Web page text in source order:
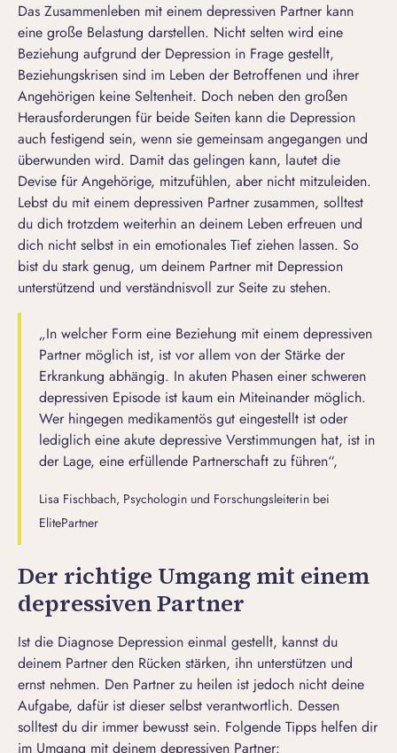
Das Zusammenleben mit einem depressiven Partner kann
eine große Belastung darstellen. Nicht selten wird eine
Beziehung aufgrund der Depression in Frage gestellt,
Beziehungskrisen sind im Leben der Betroffenen und ihrer
Angehörigen keine Seltenheit. Doch neben den großen
Herausforderungen für beide Seiten kann die Depression
auch festigend sein, wenn sie gemeinsam angegangen und
überwunden wird. Damit das gelingen kann, lautet die
Devise für Angehörige, mitzufühlen, aber nicht mitzuleiden.
Lebst du mit einem depressiven Partner zusammen, solltest
du dich trotzdem weiterhin an deinem Leben erfreuen und
dich nicht selbst in ein emotionales Tief ziehen lassen. So
bist du stark genug, um deinem Partner mit Depression
unterstützend und verständnisvoll zur Seite zu stehen.
„In welcher Form eine Beziehung mit einem depressiven
Partner möglich ist, ist vor allem von der Stärke der
Erkrankung abhängig. In akuten Phasen einer schweren
depressiven Episode ist kaum ein Miteinander möglich.
Wer hingegen medikamentös gut eingestellt ist oder
lediglich eine akute depressive Verstimmungen hat, ist in
der Lage, eine erfüllende Partnerschaft zu führen“,
Lisa Fischbach, Psychologin und Forschungsleiterin bei
ElitePartner
Der richtige Umgang mit einem
depressiven Partner
Ist die Diagnose Depression einmal gestellt, kannst du
deinem Partner den Rücken stärken, ihn unterstützen und
ernst nehmen. Den Partner zu heilen ist jedoch nicht deine
Aufgabe, dafür ist dieser selbst verantwortlich. Dessen
solltest du dir immer bewusst sein. Folgende Tipps helfen dir
im Umgang mit deinem depressiven Partner: